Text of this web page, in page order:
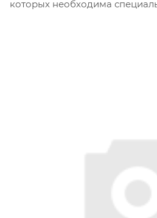
которых необходима